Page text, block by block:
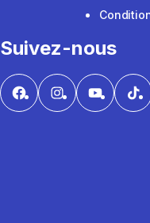
Suivez-nous